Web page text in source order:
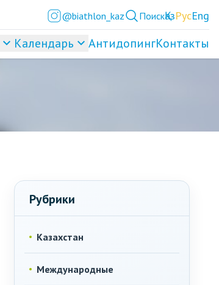
@biathlon_kaz ПоискҚазРусEng
Календарь АнтидопингКонтакты
Рубрики
Казахстан
Международные